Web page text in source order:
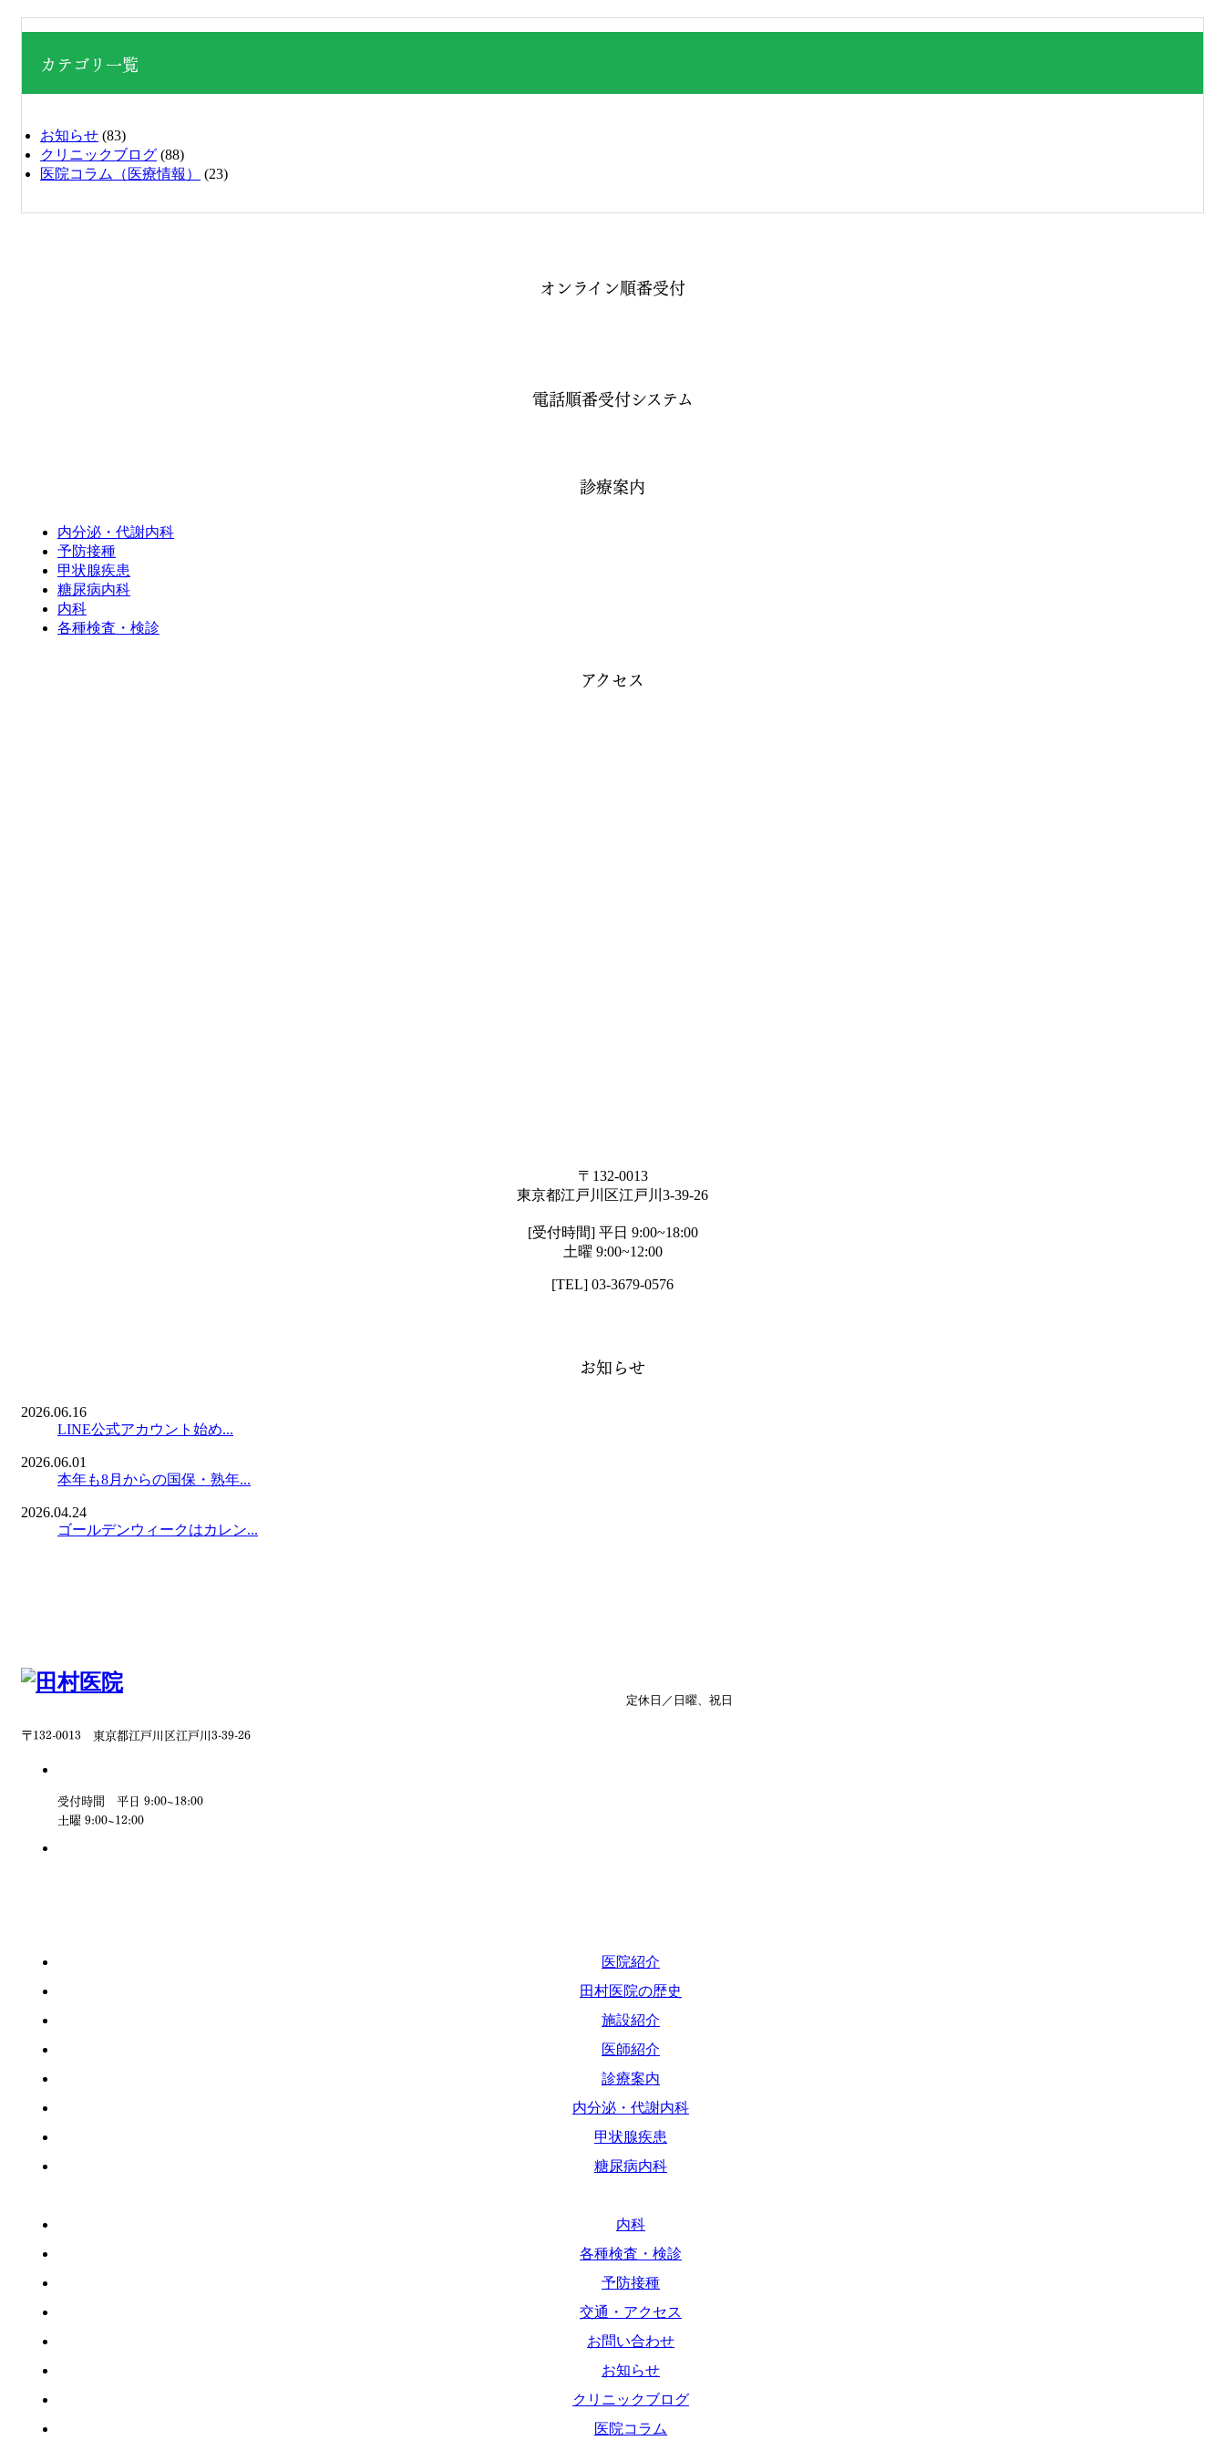
カテゴリ一覧
お知らせ (83)
クリニックブログ (88)
医院コラム（医療情報）
(23)
オンライン順番受付
電話順番受付システム
診療案内
内分泌・代謝内科
予防接種
甲状腺疾患
糖尿病内科
内科
各種検査・検診
アクセス
〒132-0013
東京都江戸川区江戸川3-39-26
[受付時間] 平日 9:00~18:00
土曜 9:00~12:00
[TEL] 03-3679-0576
お知らせ
2026.06.16
LINE公式アカウント始め...
2026.06.01
本年も8月からの国保・熟年...
2026.04.24
ゴールデンウィークはカレン...
〒132-0013 東京都江戸川区江戸川3-39-26
受付時間 平日 9:00~18:00
土曜 9:00~12:00
定休日／日曜、祝日
医院紹介
田村医院の歴史
施設紹介
医師紹介
診療案内
内分泌・代謝内科
甲状腺疾患
糖尿病内科
内科
各種検査・検診
予防接種
交通・アクセス
お問い合わせ
お知らせ
クリニックブログ
医院コラム